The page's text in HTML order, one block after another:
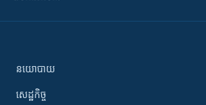
នយោបាយ
សេដ្ឋកិច្ច